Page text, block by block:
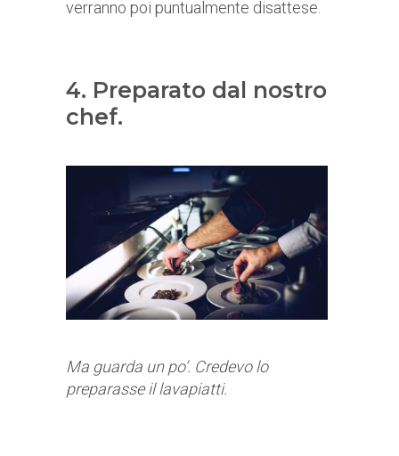
verranno poi puntualmente disattese.
4. Preparato dal nostro
chef.
Ma guarda un po’. Credevo lo
preparasse il lavapiatti.